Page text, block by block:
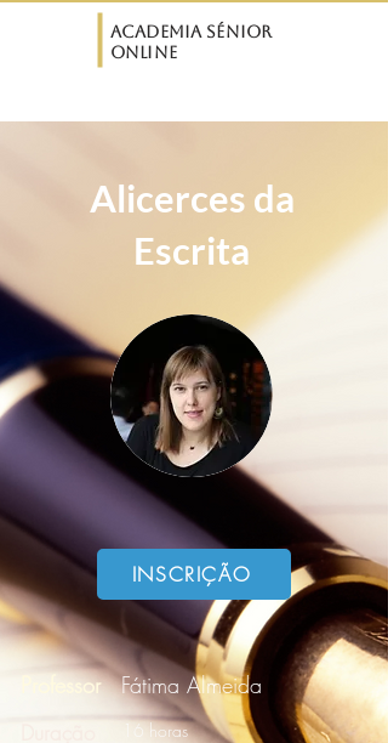
Academia Sénior
Online
Alicerces da
Escrita
INSCRIÇÃO
Professor Fátima Almeida
16 horas